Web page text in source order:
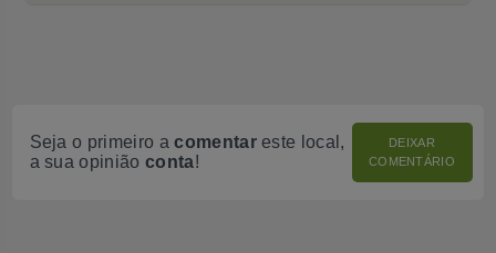
Seja o primeiro acomentareste local,
a sua opinião conta!
DEIXAR
COMENTÁRIO